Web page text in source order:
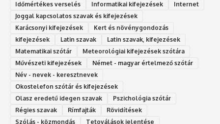
Időmértékes verselés
Informatikai kifejezések
Internet
Joggal kapcsolatos szavak és kifejezések
Karácsonyi kifejezések
Kert és növénygondozás
kifejezések
Latin szavak
Latin szavak, kifejezések
Matematikai szótár
Meteorológiai kifejezések szótára
Művészeti kifejezések
Német - magyar értelmező szótár
Név - nevek - keresztnevek
Okostelefon szótár és kifejezések
Olasz eredetű idegen szavak
Ps‮gólohciz‬ia s‮átóz‬r
Régies szavak
Rímfajták
Rövidítések
Szólás - közmondás
Tetoválások jelentése